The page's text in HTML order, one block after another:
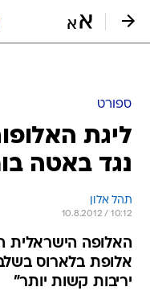
ספורט
ליגת
נגד באטה
תהל אלון
10.8.2012 / 10:12
האלופה הישראלית
אלופת בלארוס בשלב
יריבות קשות יותר"